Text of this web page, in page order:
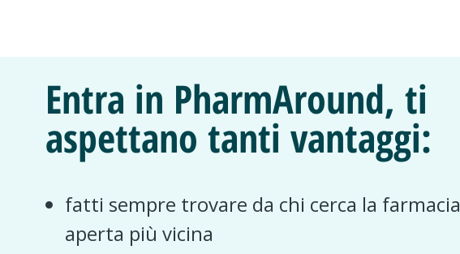
Entra in PharmAround, ti
aspettano tanti vantaggi:
fatti sempre trovare da chi cerca la farmacia
aperta più vicina